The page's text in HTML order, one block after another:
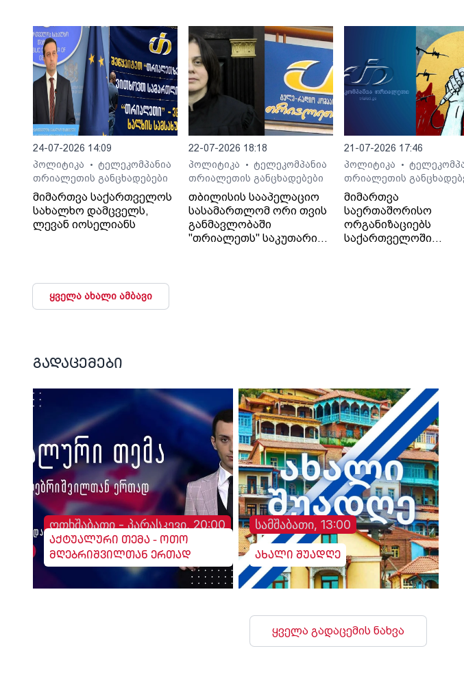
შესახებ
24-07-2026 14:09
პოლიტიკა
• ტელეკომპანია
თრიალეთის განცხადებები
მიმართვა საქართველოს
სახალხო დამცველს,
ლევან იოსელიანს
22-07-2026 18:18
პოლიტიკა
• ტელეკომპანია
თრიალეთის განცხადებები
თბილისის სააპელაციო
სასამართლომ ორი თვის
განმავლობაში
"თრიალეთს" საკუთარი
21-07-2026 17:46
პოლიტიკა
•
თრიალეთის
მიმართვა
საერთაშორისო
ორგანიზაციებს
საქართველოში
ყველა ახალი ამბავი
გადაცემები
ოთხშაბათი - პარასკევი, 20:00
აქტუალური თემა - ოთო
მღებრიშვილთან ერთად
სამშაბათი, 13:00
ახალი შუადღე
ყველა გადაცემის ნახვა